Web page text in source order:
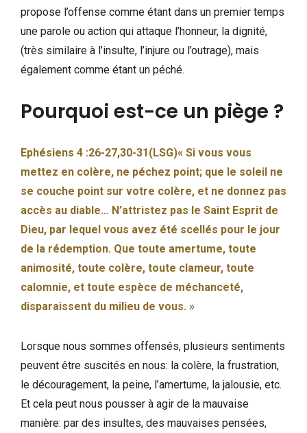
propose l’offense comme étant dans un premier temps
une parole ou action qui attaque l’honneur, la dignité,
(très similaire à l’insulte, l’injure ou l’outrage), mais
également comme étant un péché.
Pourquoi est-ce un piège ?
Ephésiens 4 :26-27,30-31(LSG)« Si vous vous
mettez en colère, ne péchez point; que le soleil ne
se couche point sur votre colère, et ne donnez pas
accès au diable… N’attristez pas le Saint Esprit de
Dieu, par lequel vous avez été scellés pour le jour
de la rédemption. Que toute amertume, toute
animosité, toute colère, toute clameur, toute
calomnie, et toute espèce de méchanceté,
disparaissent du milieu de vous. »
Lorsque nous sommes offensés, plusieurs sentiments
peuvent être suscités en nous: la colère, la frustration,
le découragement, la peine, l’amertume, la jalousie, etc.
Et cela peut nous pousser à agir de la mauvaise
manière: par des insultes, des mauvaises pensées,